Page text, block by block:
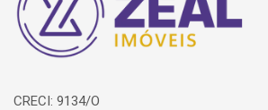
CRECI: 9134/O